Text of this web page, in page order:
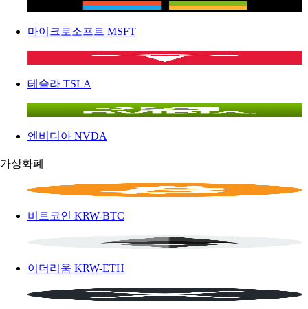
마이크로소프트 MSFT
테슬라 TSLA
엔비디아 NVDA
가상화폐
비트코인 KRW-BTC
이더리움 KRW-ETH